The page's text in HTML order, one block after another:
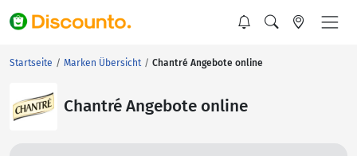
Startseite Marken Übersicht Chantré Angebote online
Chantré Angebote online